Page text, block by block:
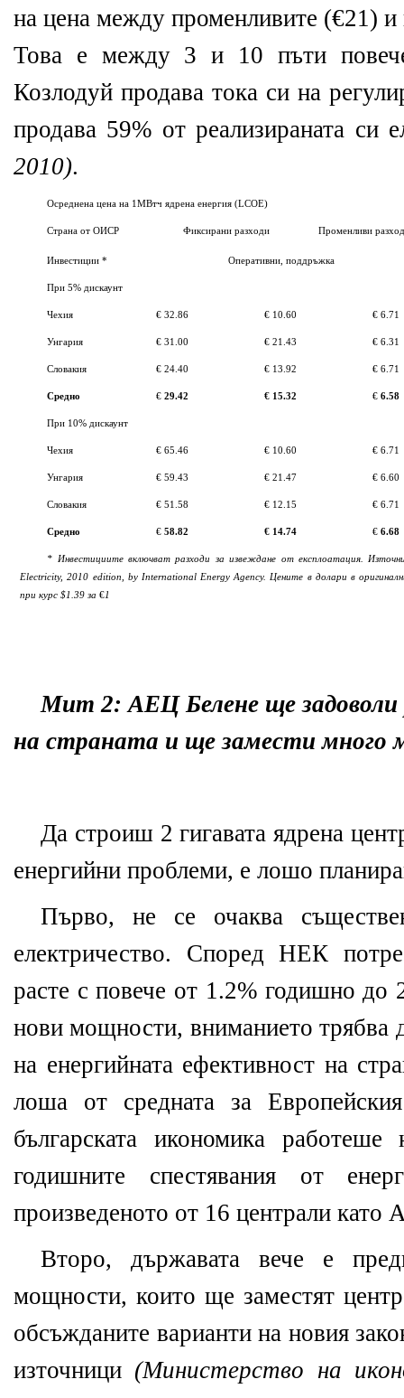
на цена между променливите (€21)
Това е между 3 и 10 пъти
Козлодуй продава тока си на
продава 59% от реализираната си
2010).
Осреднена цена на 1МВтч ядрена енергия (LCOE)
Страна от ОИСР Фиксирани разходи Променливи
Инвестиции * Оперативни, поддръжка
При 5% дискаунт
Чехия € 32.86 € 10.60 € 6.71
Унгария € 31.00 € 21.43 € 6.31
Словакия € 24.40 € 13.92 € 6.71
Средно €29.42 € 15.32 €6.58
При 10% дискаунт
Чехия € 65.46 € 10.60 € 6.71
Унгария € 59.43 € 21.47 € 6.60
Словакия € 51.58 € 12.15 € 6.71
Средно €58.82 € 14.74 €6.68
* Инвестициите включват разходи за извеждане от експлоатация.
Electricity, 2010 edition, by International Energy Agency. Цените в долари в
при курс $1.39 за€1
Мит 2: АЕЦ Белене ще
на страната и ще замести много
Да строиш 2 гигавата ядрена
енергийни проблеми, е лошо
Първо, не се очаква
електричество. Според НЕК
расте с повече от 1.2% годишно до
нови мощности, вниманието трябва
на енергийната ефективност на
лоша от средната за
българската икономика
годишните спестявания от
произведеното от 16 централи като
Второ, държавата вече е
мощности, които ще заместят
обсъжданите варианти на новия
източници (Министерство на